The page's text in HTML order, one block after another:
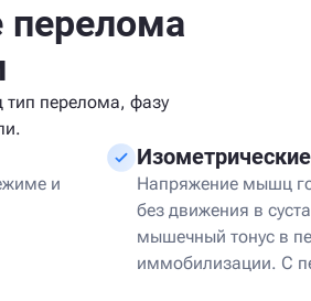
тип перелома, фазу
и
Напряжение мышц
без движения в
мышечный тонус в
иммобилизации. С